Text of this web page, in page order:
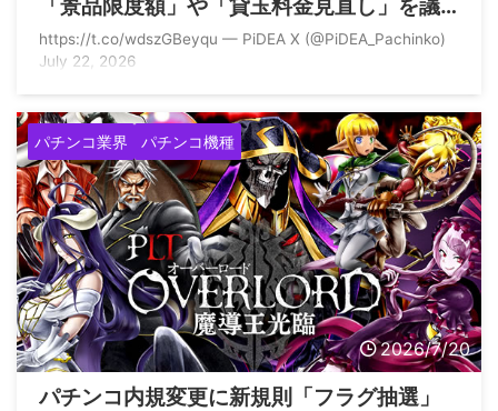
「景品限度額」や「貸玉料金見直し」を議
論する模様
https://t.co/wdszGBeyqu — PiDEA X (@PiDEA_Pachinko)
July 22, 2026
パチンコ業界 パチンコ機種
2026/7/20
パチンコ内規変更に新規則「フラグ抽選」